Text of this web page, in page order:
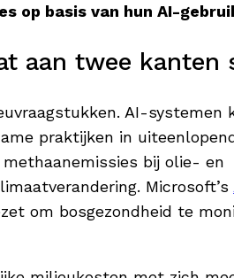
op basis van hun AI-
aan twee kanten
AI-systemen
praktijken in
methaanemissies bij olie- en
Microsoft’s
om bosgezondheid te